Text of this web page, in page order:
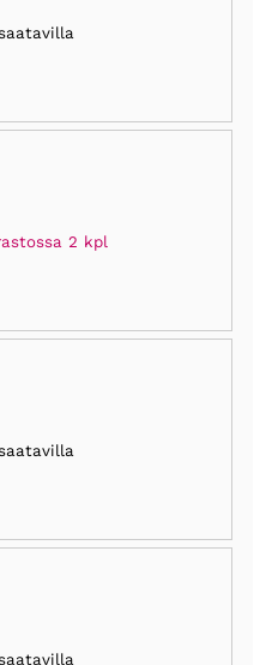
2 kpl